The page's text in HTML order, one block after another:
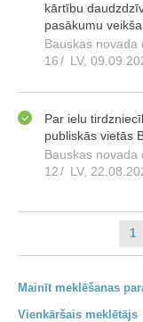
kārtību
pasākumu
Bauskas novada
16/ LV,
Par ielu
publiskās vietās
Bauskas novada
12/ LV,
1
Mainīt meklēšanas
Vienkāršais meklētājs